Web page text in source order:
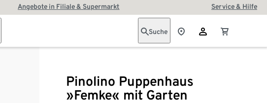
Angebote in Filiale & Supermarkt Service & Hilfe
Suche
Pinolino Puppenhaus
»Femke« mit Garten